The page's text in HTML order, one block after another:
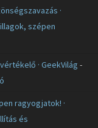
·
szépen
· GeekVilág -
ragyogjatok! ·
és